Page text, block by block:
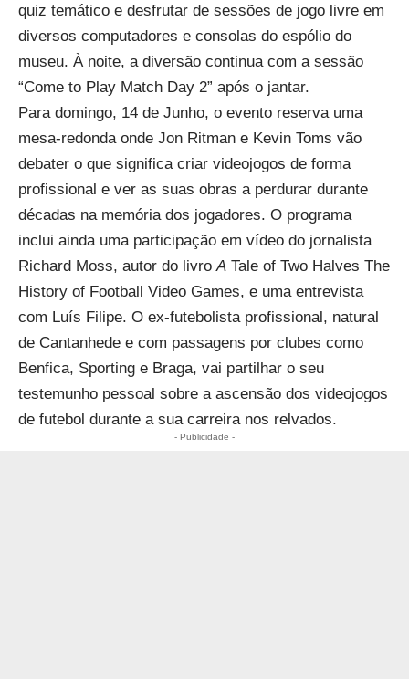
quiz temático e desfrutar de sessões de jogo livre em
diversos computadores e consolas do espólio do
museu. À noite, a diversão continua com a sessão
“Come to Play Match Day 2” após o jantar.
Para domingo, 14 de Junho, o evento reserva uma
mesa-redonda onde Jon Ritman e Kevin Toms vão
debater o que significa criar videojogos de forma
profissional e ver as suas obras a perdurar durante
décadas na memória dos jogadores. O programa
inclui ainda uma participação em vídeo do jornalista
Richard Moss, autor do livroA Tale of Two Halves The
History of Football Video Games, e uma entrevista
com Luís Filipe. O ex-futebolista profissional, natural
de Cantanhede e com passagens por clubes como
Benfica, Sporting e Braga, vai partilhar o seu
testemunho pessoal sobre a ascensão dos videojogos
de futebol durante a sua carreira nos relvados.
- Publicidade -